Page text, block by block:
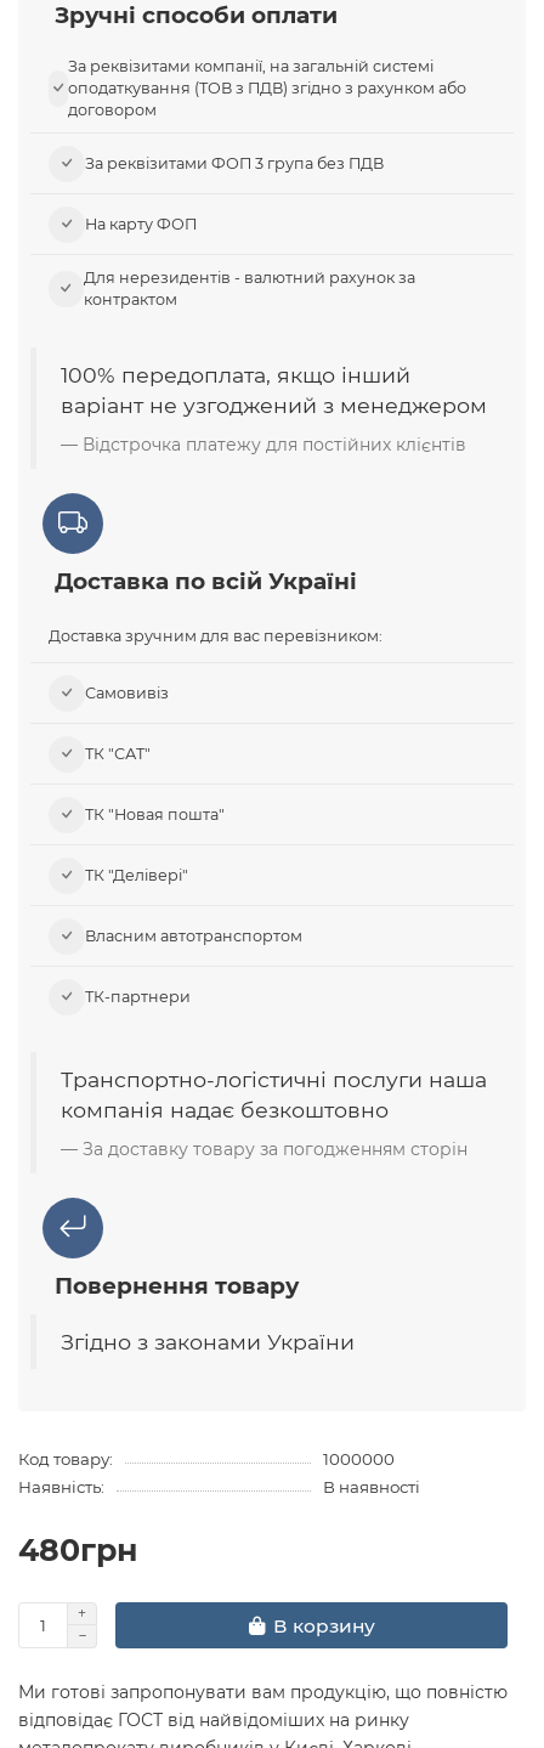
Зручні способи оплати
За реквізитами компанії, на загальній системі
оподаткування (ТОВ з ПДВ) згідно з рахунком або
договором
За реквізитами ФОП 3 група без ПДВ
На карту ФОП
Для нерезидентів - валютний рахунок за
контрактом
100% передоплата, якщо інший
варіант не узгоджений з менеджером
Відстрочка платежу для постійних клієнтів
Доставка по всій Україні
Доставка зручним для вас перевізником:
Самовивіз​
ТК "САТ"
ТК "Новая пошта"
ТК "Делівері"
Власним автотранспортом
ТК-партнери
Транспортно-логістичні послуги наша
компанія надає безкоштовно
За доставку товару за погодженням сторін
Повернення товару
Згідно з законами України
Код товару:
1000000
Наявність:
В наявності
480грн
В корзину
Ми готові запропонувати вам продукцію, що повністю
відповідає ГОСТ від найвідоміших на ринку